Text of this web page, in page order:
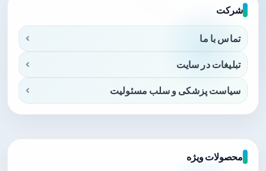
شرکت
تماس با ما
تبلیغات در سایت
سیاست پزشکی و سلب مسئولیت
محصولات ویژه